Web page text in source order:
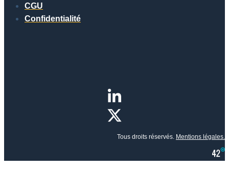
CGU
Confidentialité
Tous droits réservés. Mentions légales.